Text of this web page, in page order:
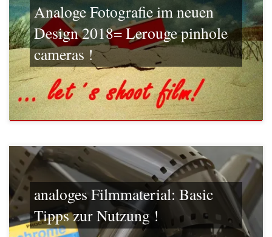
Analoge Fotografie im neuen
Design 2018= Lerouge pinhole
cameras !
analoges Filmmaterial: Basic
Tipps zur Nutzung !